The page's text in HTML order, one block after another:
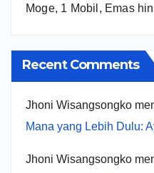
Moge, 1 Mobil, Emas
Recent Comments
Jhoni Wisangsongko
Mana yang Lebih Dulu:
Jhoni Wisangsongko